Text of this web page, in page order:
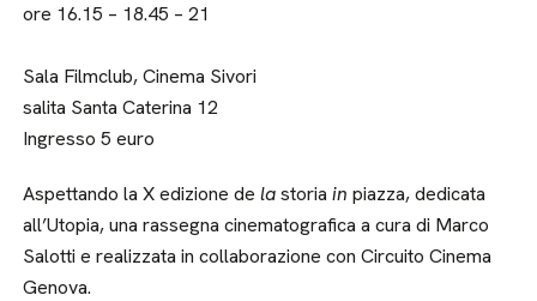
ore 16.15 – 18.45 – 21
Sala Filmclub, Cinema Sivori
salita Santa Caterina 12
Ingresso 5 euro
Aspettando la X edizione delastoriain piazza, dedicata
all’Utopia, una rassegna cinematografica a cura di Marco
Salotti e realizzata in collaborazione con Circuito Cinema
Genova.